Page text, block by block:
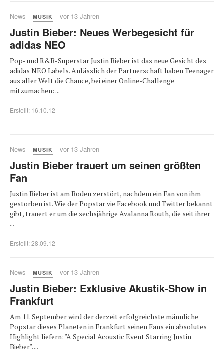
News MUSIK vor 13 Jahren
Justin Bieber: Neues Werbegesicht für
adidas NEO
Pop- und R&B-Superstar Justin Bieber ist das neue Gesicht des
adidas NEO Labels. Anlässlich der Partnerschaft haben Teenager
aus aller Welt die Chance, bei einer Online-Challenge
mitzumachen: ...
Erstellt: 16.10.12
News MUSIK vor 13 Jahren
Justin Bieber trauert um seinen größten
Fan
Justin Bieber ist am Boden zerstört, nachdem ein Fan von ihm
gestorben ist. Wie der Popstar vie Facebook und Twitter bekannt
gibt, trauert er um die sechsjährige Avalanna Routh, die seit ihrer
...
Erstellt: 28.09.12
News MUSIK vor 13 Jahren
Justin Bieber: Exklusive Akustik-Show in
Frankfurt
Am 11. September wird der derzeit erfolgreichste männliche
Popstar dieses Planeten in Frankfurt seinen Fans ein absolutes
Highlight liefern: "A Special Acoustic Event Starring Justin
Bieber". ...